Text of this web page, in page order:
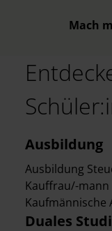
Mach
Duales
Ausbildung
Ausbildung
Kauffrau/-
Kaufmännische